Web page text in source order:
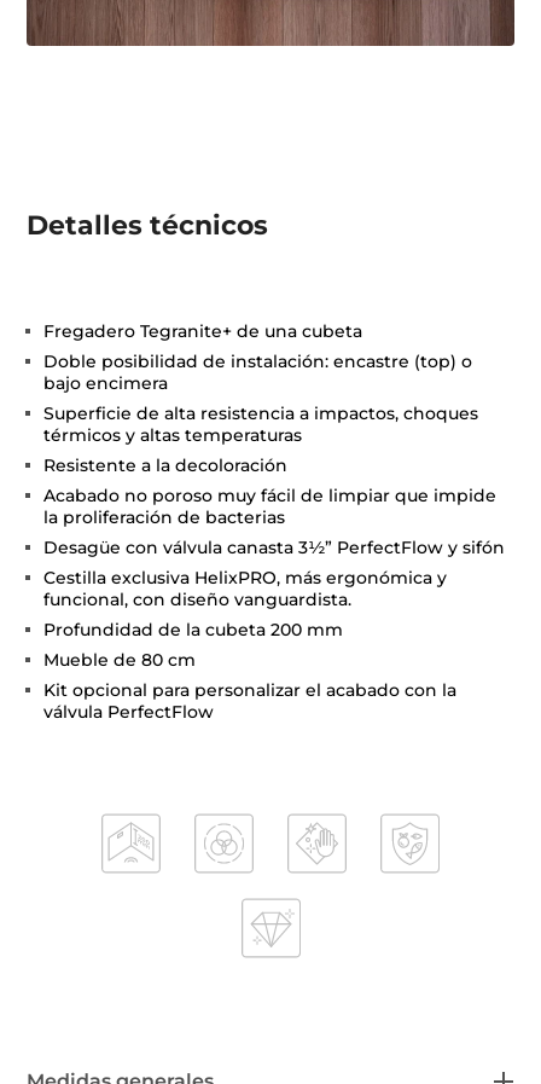
Detalles técnicos
Fregadero Tegranite+ de una cubeta
Doble posibilidad de instalación: encastre (top) o
bajo encimera
Superficie de alta resistencia a impactos, choques
térmicos y altas temperaturas
Resistente a la decoloración
Acabado no poroso muy fácil de limpiar que impide
la proliferación de bacterias
Desagüe con válvula canasta 3½” PerfectFlow y sifón
Cestilla exclusiva HelixPRO, más ergonómica y
funcional, con diseño vanguardista.
Profundidad de la cubeta 200 mm
Mueble de 80 cm
Kit opcional para personalizar el acabado con la
válvula PerfectFlow